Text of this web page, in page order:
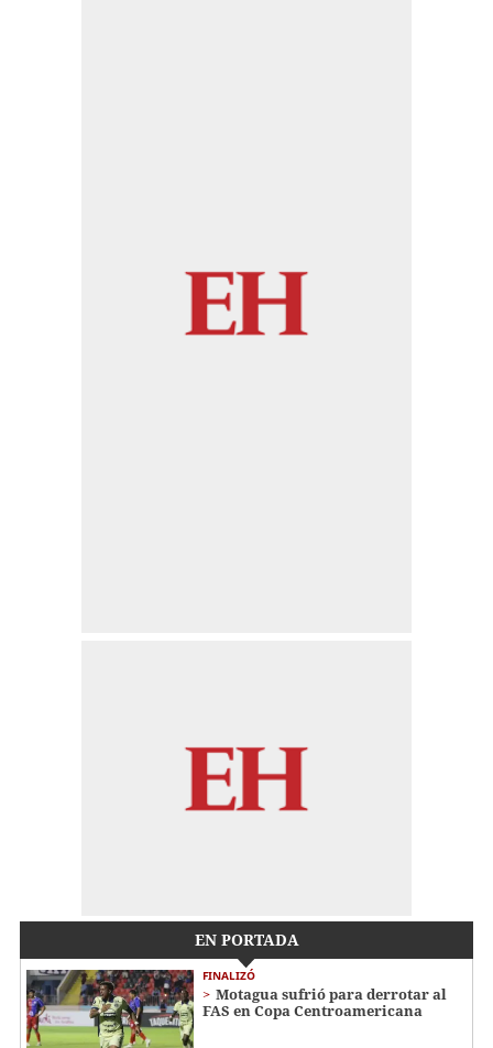
EN PORTADA
FINALIZÓ
Motagua sufrió para derrotar al
FAS en Copa Centroamericana